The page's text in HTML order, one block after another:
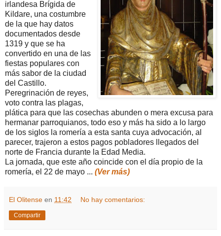
irlandesa Brígida de
Kildare, una costumbre
de la que hay datos
documentados desde
1319 y que se ha
convertido en una de las
fiestas populares con
más sabor de la ciudad
del Castillo.
Peregrinación de reyes,
voto contra las plagas,
plática para que las cosechas abunden o mera excusa para
hermanar parroquianos, todo eso y más ha sido a lo largo
de los siglos la romería a esta santa cuya advocación, al
parecer, trajeron a estos pagos pobladores llegados del
norte de Francia durante la Edad Media.
La jornada, que este año coincide con el día propio de la
romería, el 22 de mayo ... (Ver más)
El Olitense en 11:42 No hay comentarios:
Compartir